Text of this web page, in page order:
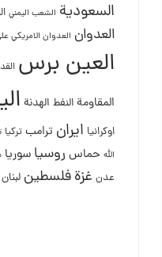
السعودية الشعب اليمني
العدوان العدوان الامريكي
العين برس
المقاومةالنفط الهدنة
اوكرانيا ايران ترامب تركيا
الله حماس روسيا سوريا
عدن غزةفلسطين لبنان